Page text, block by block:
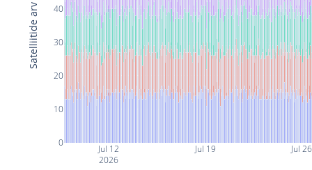
Jul 12
2026
Jul 19 Jul 26
0
10
20
30
40
Satelliitide arv